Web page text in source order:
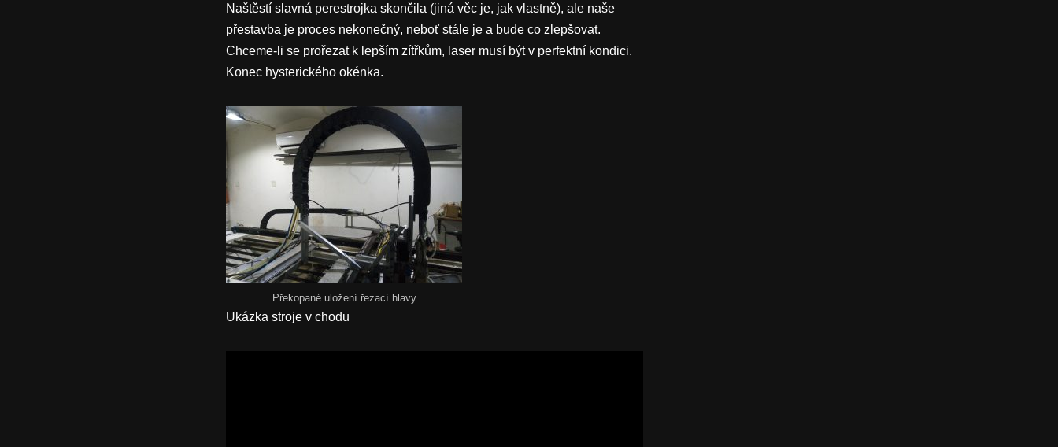
Naštěstí slavná perestrojka skončila (jiná věc je, jak vlastně), ale naše
přestavba je proces nekonečný, neboť stále je a bude co zlepšovat.
Chceme-li se prořezat k lepším zítřkům, laser musí být v perfektní kondici.
Konec hysterického okénka.
Překopané uložení řezací hlavy
Ukázka stroje v chodu